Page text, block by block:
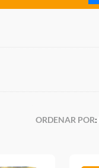
ORDENAR POR